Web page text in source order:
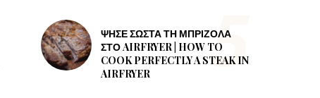
ΨΗΣΕ ΣΩΣΤΑ ΤΗ ΜΠΡΙΖΟΛΑ
ΣΤΟ AIRFRYER | HOW TO
COOK PERFECTLY A STEAK IN
AIRFRYER